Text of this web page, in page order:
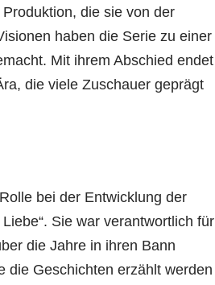
die sie von der
haben die Serie zu einer
Mit ihrem Abschied endet
die viele Zuschauer geprägt
bei der Entwicklung der
Sie war verantwortlich für
die Jahre in ihren Bann
die Geschichten erzählt werden